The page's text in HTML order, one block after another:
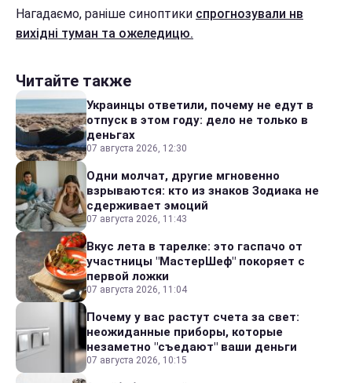
Нагадаємо, раніше синоптики спрогнозували нв
вихідні туман та ожеледицю.
Читайте также
Украинцы ответили, почему не едут в
отпуск в этом году: дело не только в
деньгах
07 августа 2026, 12:30
Одни молчат, другие мгновенно
взрываются: кто из знаков Зодиака не
сдерживает эмоций
07 августа 2026, 11:43
Вкус лета в тарелке: это гаспачо от
участницы "МастерШеф" покоряет с
первой ложки
07 августа 2026, 11:04
Почему у вас растут счета за свет:
неожиданные приборы, которые
незаметно "съедают" ваши деньги
07 августа 2026, 10:15